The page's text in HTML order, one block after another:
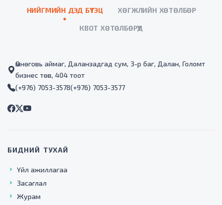
НИЙГМИЙН ДЭД БҮТЭЦ ХӨГЖЛИЙН ХӨТӨЛБӨР
КВОТ ХӨТӨЛБӨРҮҮД
Өмнөговь аймаг, Даланзадгад сум, 3-р баг, Далан, Голомт
бизнес төв, 404 тоот
(+976) 7053-3578(+976) 7053-3577
БИДНИЙ ТУХАЙ
Үйл ажиллагаа
Засаглал
Журам